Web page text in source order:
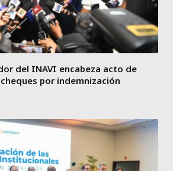
del INAVI encabeza acto de
por indemnización